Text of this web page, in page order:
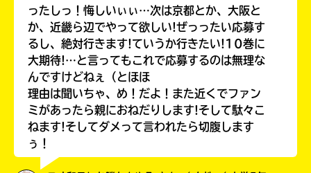
ったしっ！悔しいぃぃ…次は京都とか、大阪と
か、近畿ら辺でやって欲しい!ぜっったい応募す
るし、絶対行きます!ていうか行きたい!10巻に
大期待!…と言ってもこれで応募するのは無理な
んですけどねぇ（とほほ
理由は聞いちゃ、め！だよ！また近くでファン
ミがあったら親におねだりします!そして駄々こ
ねます!そしてダメって言われたら切腹します
ぅ！